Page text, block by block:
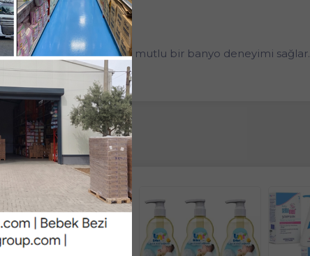
formülümüz onlara mutlu bir banyo deneyimi sağlar.